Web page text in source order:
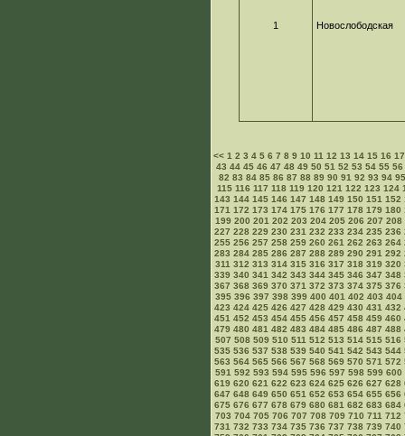
1 Новослободская
<<1 2 3 4 5 6 7 8 9 10 11 12 13 14 15 16 17
43 44 45 46 47 48 49 50 51 52 53 54 55 56
82 83 84 85 86 87 88 89 90 91 92 93 94 95
115 116 117 118 119 120 121 122 123 124
143 144 145 146 147 148 149 150 151 152
171 172 173 174 175 176 177 178 179 180
199 200 201 202 203 204 205 206 207 208
227 228 229 230 231 232 233 234 235 236
255 256 257 258 259 260 261 262 263 264
283 284 285 286 287 288 289 290 291 292
311 312 313 314 315 316 317 318 319 320
339 340 341 342 343 344 345 346 347 348
367 368 369 370 371 372 373 374 375 376
395 396 397 398 399 400 401 402 403 404
423 424 425 426 427 428 429 430 431 432
451 452 453 454 455 456 457 458 459 460
479 480 481 482 483 484 485 486 487 488
507 508 509 510 511 512 513 514 515 516
535 536 537 538 539 540 541 542 543 544
563 564 565 566 567 568 569 570 571 572
591 592 593 594 595 596 597 598 599 600
619 620 621 622 623 624 625 626 627 628
647 648 649 650 651 652 653 654 655 656
675 676 677 678 679 680 681 682 683 684
703 704 705 706 707 708 709 710 711 712
731 732 733 734 735 736 737 738 739 740